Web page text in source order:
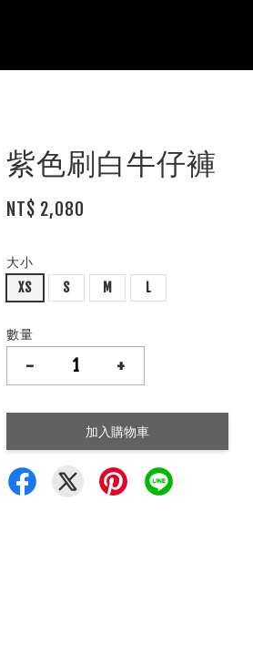
紫色刷白牛仔褲
NT$ 2,080
大小
XS
S M L
數量
- +
加入購物車